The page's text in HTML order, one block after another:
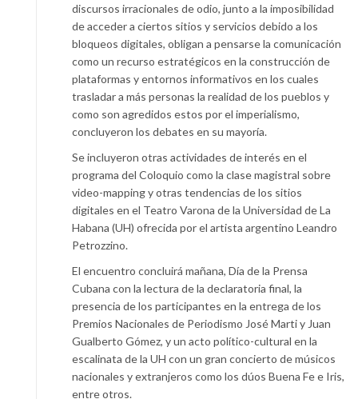
discursos irracionales de odio, junto a la imposibilidad
de acceder a ciertos sitios y servicios debido a los
bloqueos digitales, obligan a pensarse la comunicación
como un recurso estratégicos en la construcción de
plataformas y entornos informativos en los cuales
trasladar a más personas la realidad de los pueblos y
como son agredidos estos por el imperialismo,
concluyeron los debates en su mayoría.
Se incluyeron otras actividades de interés en el
programa del Coloquio como la clase magistral sobre
video-mapping y otras tendencias de los sitios
digitales en el Teatro Varona de la Universidad de La
Habana (UH) ofrecida por el artista argentino Leandro
Petrozzino.
El encuentro concluirá mañana, Día de la Prensa
Cubana con la lectura de la declaratoria final, la
presencia de los participantes en la entrega de los
Premios Nacionales de Periodismo José Marti y Juan
Gualberto Gómez, y un acto político-cultural en la
escalinata de la UH con un gran concierto de músicos
nacionales y extranjeros como los dúos Buena Fe e Iris,
entre otros.